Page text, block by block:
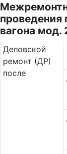
проведения
вагона
Де­повс­кой
ремонт (ДР)
после